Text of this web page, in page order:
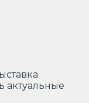
актуальные